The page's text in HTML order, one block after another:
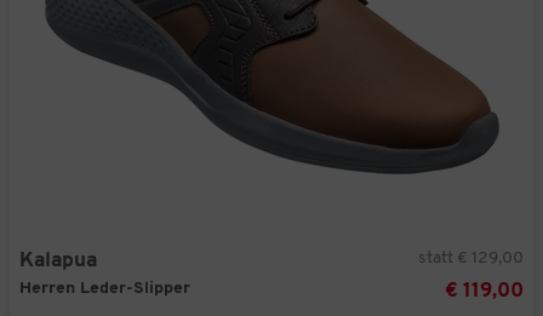
Kalapua
Herren Leder-Slipper
statt € 129,00
€ 119,00